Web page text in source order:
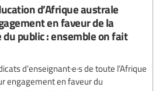
d’Afrique australe
en faveur de la
du public : ensemble on fait
d’enseignant·e·s de toute l’Afrique
engagement en faveur du